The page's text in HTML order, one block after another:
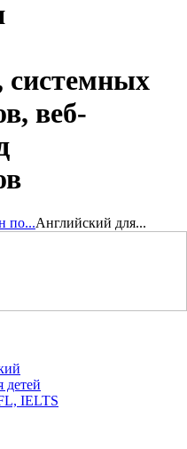
системных
веб-
по...Английский для...
детей
IELTS